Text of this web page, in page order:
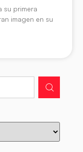
su primera
imagen en su